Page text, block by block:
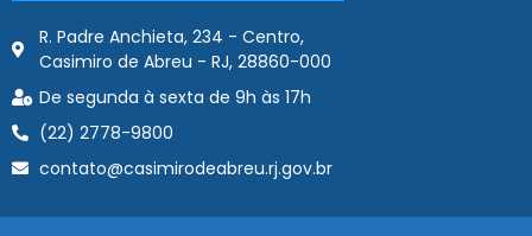
R. Padre Anchieta, 234 - Centro,
Casimiro de Abreu - RJ, 28860-000
De segunda à sexta de 9h às 17h
(22) 2778-9800
contato@casimirodeabreu.rj.gov.br